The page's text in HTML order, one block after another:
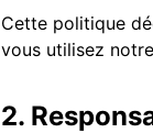
Cette politique
vous utilisez
2.